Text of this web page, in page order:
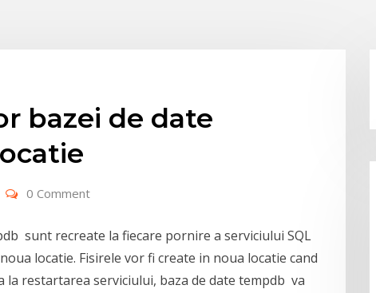
bazei de date
0 Comment
sunt recreate la fiecare pornire a serviciului SQL
locatie. Fisirele vor fi create in noua locatie cand
restartarea serviciului, baza de date tempdb va